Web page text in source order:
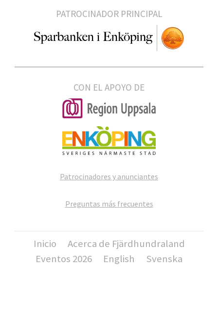
PATROCINADOR PRINCIPAL
CON EL APOYO DE
Patrocinadores y anunciantes
Preguntas más frecuentes
Inicio
Acerca de Fjärdhundraland
Eventos 2026
English Svenska